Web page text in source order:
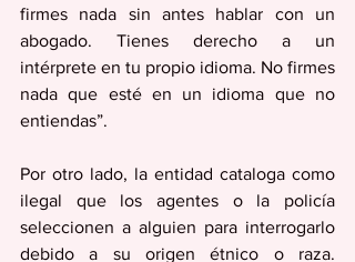
firmes nada sin antes hablar con un
abogado. Tienes derecho a un
intérprete en tu propio idioma. No firmes
nada que esté en un idioma que no
entiendas”.
Por otro lado, la entidad cataloga como
ilegal que los agentes o la policía
seleccionen a alguien para interrogarlo
debido a su origen étnico o raza.